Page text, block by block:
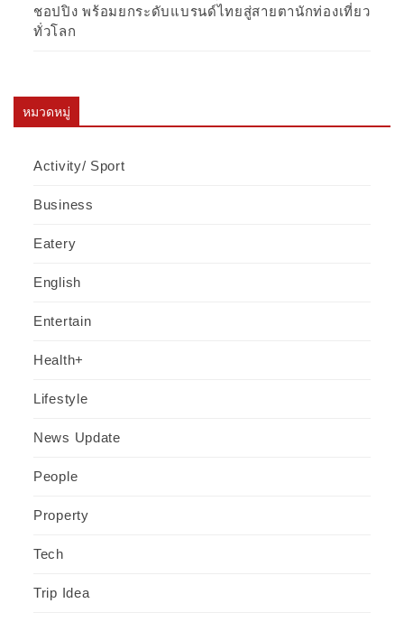
ชอปปิง พร้อมยกระดับแบรนด์ไทยสู่สายตานักท่องเที่ยว
ทั่วโลก
หมวดหมู่
Activity/ Sport
Business
Eatery
English
Entertain
Health+
Lifestyle
News Update
People
Property
Tech
Trip Idea